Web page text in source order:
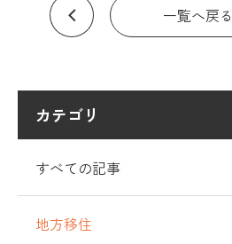
一覧へ戻る
カテゴリ
すべての記事
地方移住